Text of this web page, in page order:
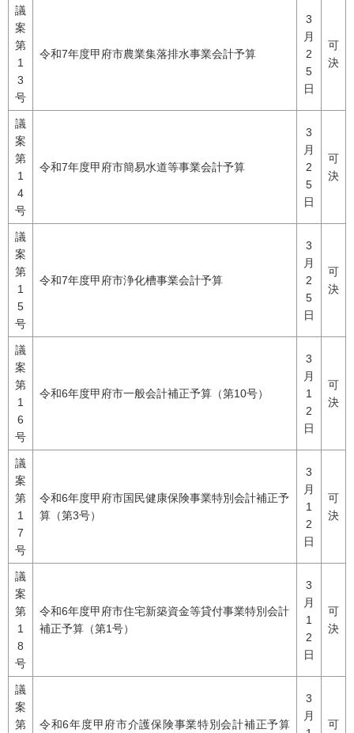
議
案
第
1
3
号
令和7年度甲府市農業集落排水事業会計予算
3
月
2
5
日
可
決
議
案
第
1
4
号
令和7年度甲府市簡易水道等事業会計予算
3
月
2
5
日
可
決
議
案
第
1
5
号
令和7年度甲府市浄化槽事業会計予算
3
月
2
5
日
可
決
議
案
第
1
6
号
令和6年度甲府市一般会計補正予算（第10号）
3
月
1
2
日
可
決
議
案
第
1
7
号
令和6年度甲府市国民健康保険事業特別会計補正予
算（第3号）
3
月
1
2
日
可
決
議
案
第
1
8
号
令和6年度甲府市住宅新築資金等貸付事業特別会計
補正予算（第1号）
3
月
1
2
日
可
決
議
案
第
令和6年度甲府市介護保険事業特別会計補正予算
3
月
可